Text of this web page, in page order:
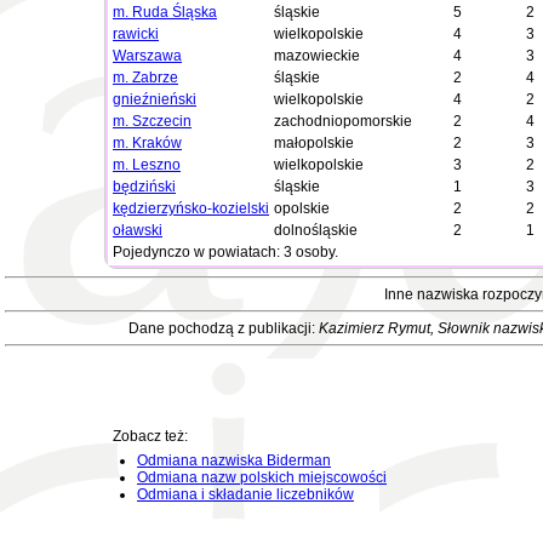
m. Ruda Śląska
śląskie 5
2
rawicki
wielkopolskie 4
3
Warszawa
mazowieckie 4
3
m. Zabrze
śląskie 2
4
gnieźnieński
wielkopolskie 4
2
m. Szczecin
zachodniopomorskie 2
4
m. Kraków
małopolskie 2
3
m. Leszno
wielkopolskie 3
2
będziński
śląskie 1
3
kędzierzyńsko-kozielski opolskie 2
2
oławski
dolnośląskie 2
1
Pojedynczo w powiatach: 3 osoby.
Inne nazwiska
Dane pochodzą z publikacji: Kazimierz Rymut, Słownik
Zobacz też:
Odmiana nazwiska Biderman
Odmiana nazw polskich miejscowości
Odmiana i składanie liczebników